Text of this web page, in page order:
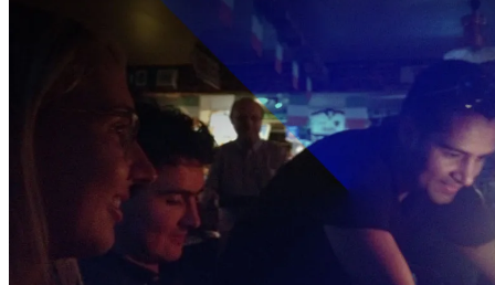
Johannes (DE), Helene (DK), Justyn (DK), Kheesuan (SG), me
and Alper (TR) who I also met in Copenhagen in 2013 (FLTR)